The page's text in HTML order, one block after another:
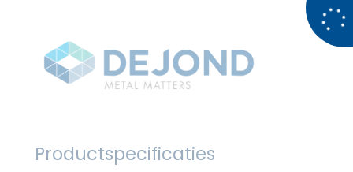
Productspecificaties